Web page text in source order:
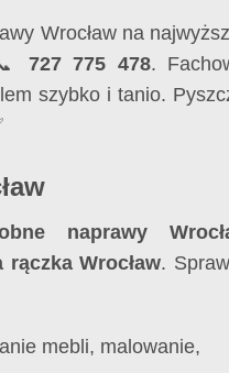
Wrocław na
📞727 775 478.
szybko i tanio.
naprawy
rączka Wrocław.
mebli, malowanie,